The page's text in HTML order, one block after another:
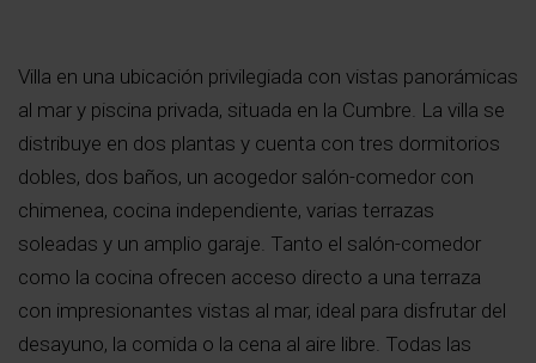
Villa en una ubicación privilegiada con vistas panorámicas
al mar y piscina privada, situada en la Cumbre. La villa se
distribuye en dos plantas y cuenta con tres dormitorios
dobles, dos baños, un acogedor salón-comedor con
chimenea, cocina independiente, varias terrazas
soleadas y un amplio garaje. Tanto el salón-comedor
como la cocina ofrecen acceso directo a una terraza
con impresionantes vistas al mar, ideal para disfrutar del
desayuno, la comida o la cena al aire libre. Todas las